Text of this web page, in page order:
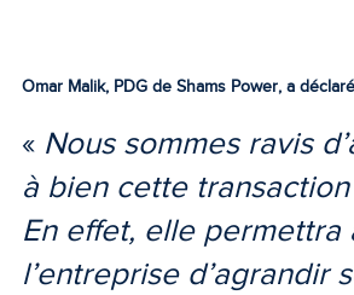
Omar Malik, PDG de Shams Power, a
« Nous sommes ravis
à bien cette
En effet, elle permettra
l’entreprise d’agrandir